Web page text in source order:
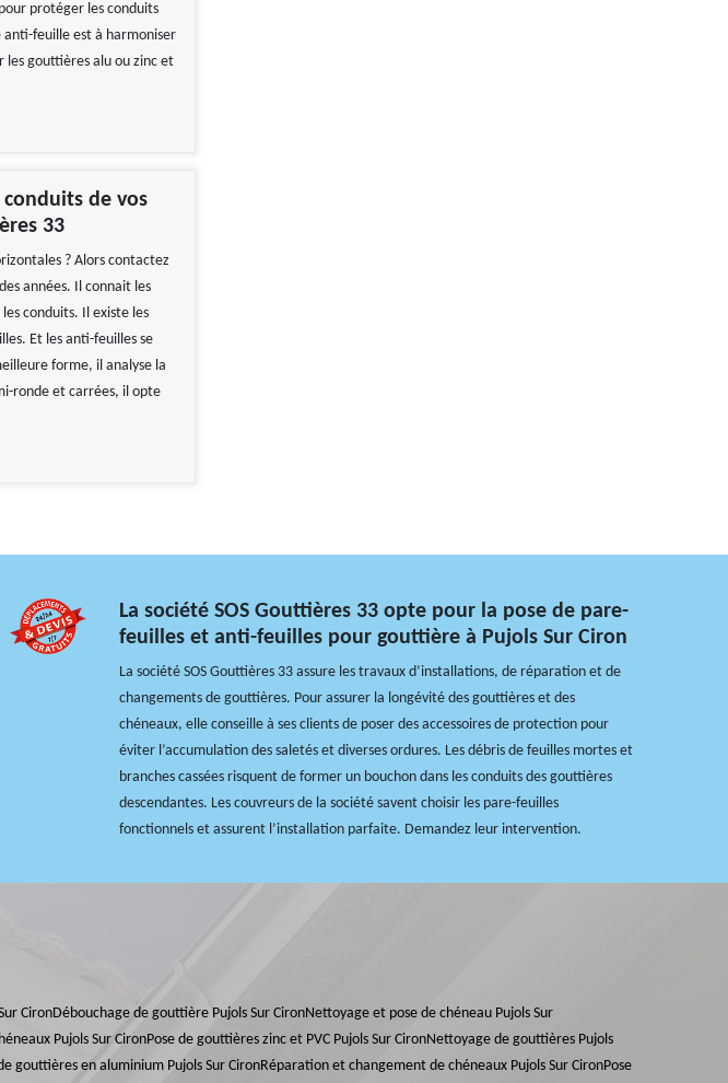
protéger les conduits
feuille est à harmoniser
gouttières alu ou zinc et
de vos
33
? Alors contactez
années. Il connait les
conduits. Il existe les
Et les anti-feuilles se
forme, il analyse la
ronde et carrées, il opte
La société SOS Gouttières 33 opte pour la pose de pare-
feuilles et anti-feuilles pour gouttière à Pujols Sur Ciron
La société SOS Gouttières 33 assure les travaux d’installations, de réparation et de
changements de gouttières. Pour assurer la longévité des gouttières et des
chéneaux, elle conseille à ses clients de poser des accessoires de protection pour
éviter l’accumulation des saletés et diverses ordures. Les débris de feuilles mortes et
branches cassées risquent de former un bouchon dans les conduits des gouttières
descendantes. Les couvreurs de la société savent choisir les pare-feuilles
fonctionnels et assurent l’installation parfaite. Demandez leur intervention.
CironDébouchage de gouttière Pujols Sur CironNettoyage et pose de chéneau Pujols Sur
Pujols Sur CironPose de gouttières zinc et PVC Pujols Sur CironNettoyage de gouttières Pujols
gouttières en aluminium Pujols Sur CironRéparation et changement de chéneaux Pujols Sur CironPose